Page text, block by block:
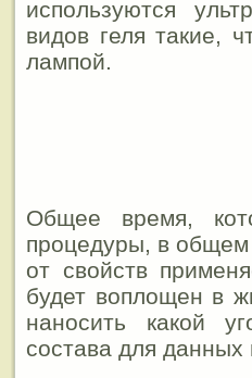
используются
видов геля такие,
лампой.
Общее время,
процедуры, в общем
от свойств
будет воплощен в
наносить какой
состава для данных